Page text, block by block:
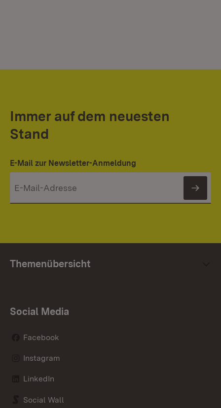
Immer auf dem neuesten
Stand
E-Mail zur Newsletter-Anmeldung
Themenübersicht
Social Media
Facebook
Instagram
LinkedIn
Social Wall